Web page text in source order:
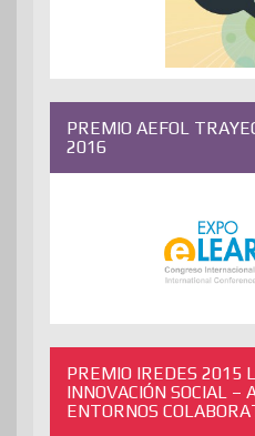
PREMIO AEFOL
2016
PREMIO IREDES 2015
INNOVACIÓN SOCIAL –
ENTORNOS